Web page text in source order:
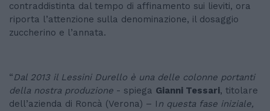
contraddistinta dal tempo di affinamento sui lieviti, ora
riporta l’attenzione sulla denominazione, il dosaggio
zuccherino e l’annata.
“Dal 2013 il Lessini Durello è una delle colonne portanti
della nostra produzione - spiega Gianni Tessari, titolare
dell’azienda di Roncà (Verona) – In questa fase iniziale,